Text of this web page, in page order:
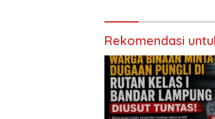
Rekomendasi